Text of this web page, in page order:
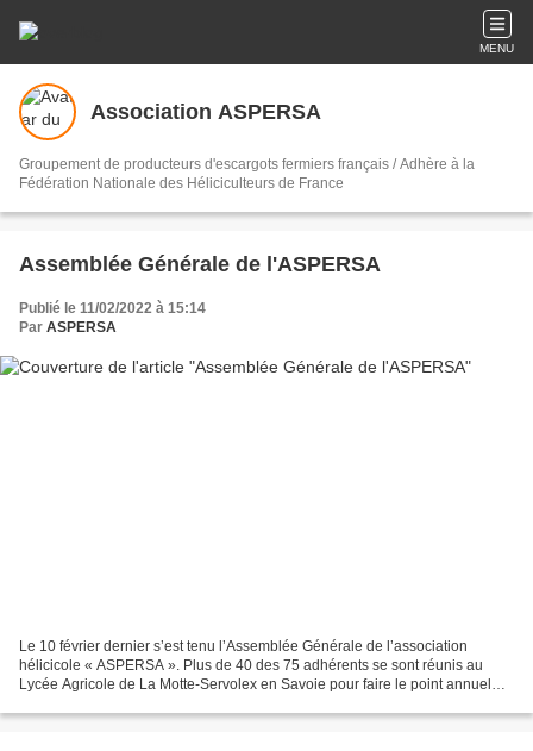
MENU
Association ASPERSA
Groupement de producteurs d'escargots fermiers français / Adhère à la
Fédération Nationale des Héliciculteurs de France
Assemblée Générale de l'ASPERSA
Publié le 11/02/2022 à 15:14
Par ASPERSA
Le 10 février dernier s’est tenu l’Assemblée Générale de l’association
hélicicole « ASPERSA ». Plus de 40 des 75 adhérents se sont réunis au
Lycée Agricole de La Motte-Servolex en Savoie pour faire le point annuel